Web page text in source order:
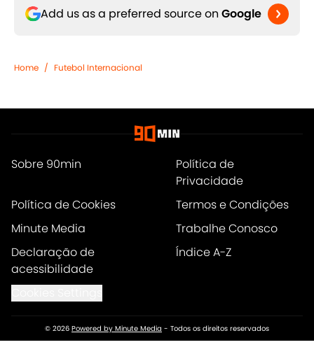
Add us as a preferred source on Google
Home / Futebol Internacional
Sobre 90min
Política de
Privacidade
Política de Cookies
Termos e Condições
Minute Media
Trabalhe Conosco
Declaração de
acessibilidade
Índice A-Z
© 2026 Powered by Minute Media - Todos os direitos reservados